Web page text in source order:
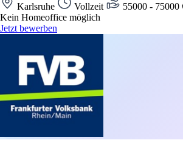
Karlsruhe Vollzeit
55000 - 75000
Kein Homeoffice möglich
Jetzt bewerben